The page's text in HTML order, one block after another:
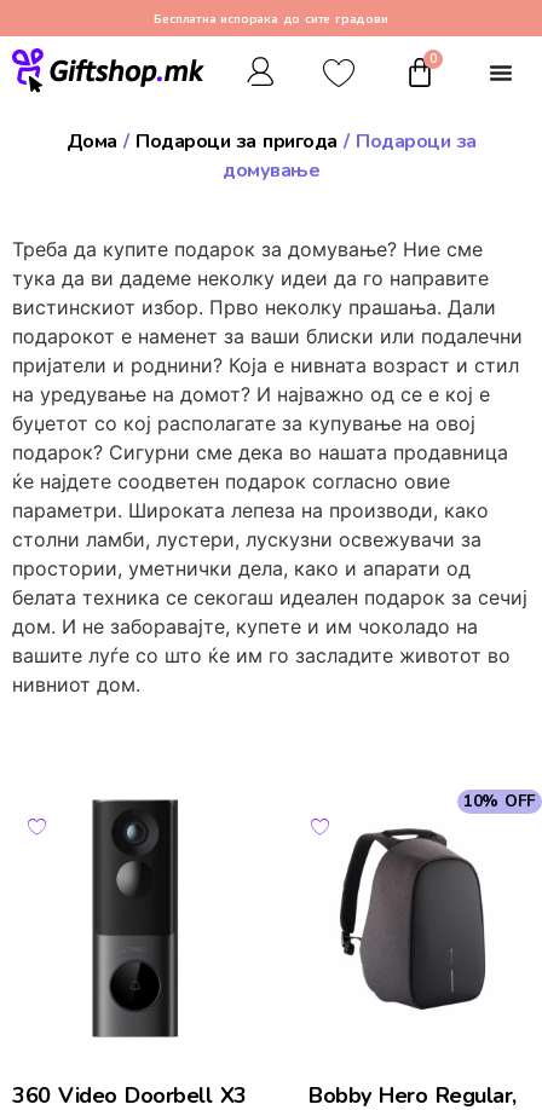
Бесплатна испорака до сите градови
0
Дома / Подароци за пригода / Подароци за
домување
Треба да купите подарок за домување? Ние сме
тука да ви дадеме неколку идеи да го направите
вистинскиот избор. Прво неколку прашања. Дали
подарокот е наменет за ваши блиски или подалечни
пријатели и роднини? Која е нивната возраст и стил
на уредување на домот? И најважно од се е кој е
буџетот со кој располагате за купување на овој
подарок? Сигурни сме дека во нашата продавница
ќе најдете соодветен подарок согласно овие
параметри. Широката лепеза на производи, како
столни ламби, лустери, лускузни освежувачи за
простории, уметнички дела, како и апарати од
белата техника се секогаш идеален подарок за сечиј
дом. И не заборавајте, купете и им чоколадо на
вашите луѓе со што ќе им го засладите животот во
нивниот дом.
360 Video Doorbell X3
10% OFF
Bobby Hero Regular,